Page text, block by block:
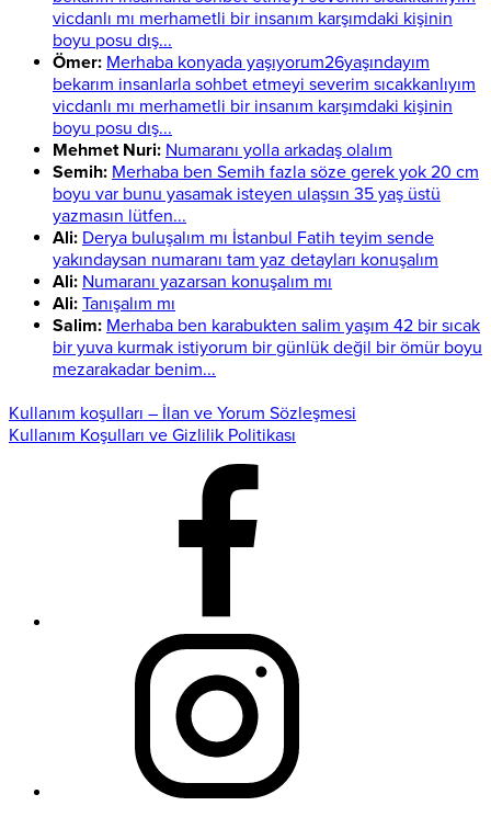
vicdanlı mı merhametli bir insanım karşımdaki kişinin
boyu posu dış...
Ömer: Merhaba konyada yaşıyorum26yaşındayım
bekarım insanlarla sohbet etmeyi severim sıcakkanlıyım
vicdanlı mı merhametli bir insanım karşımdaki kişinin
boyu posu dış...
Mehmet Nuri: Numaranı yolla arkadaş olalım
Semih: Merhaba ben Semih fazla söze gerek yok 20 cm
boyu var bunu yasamak isteyen ulaşsın 35 yaş üstü
yazmasın lütfen...
Ali: Derya buluşalım mı İstanbul Fatih teyim sende
yakındaysan numaranı tam yaz detayları konuşalım
Ali: Numaranı yazarsan konuşalım mı
Ali: Tanışalım mı
Salim: Merhaba ben karabukten salim yaşım 42 bir sıcak
bir yuva kurmak istiyorum bir günlük değil bir ömür boyu
mezarakadar benim...
Kullanım koşulları – İlan ve Yorum Sözleşmesi
Kullanım Koşulları ve Gizlilik Politikası